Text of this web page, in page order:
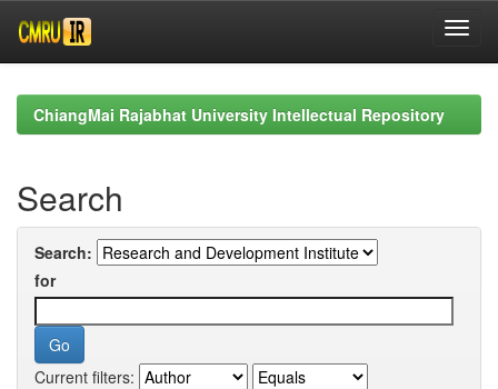
navigationChiangMai Rajabhat University Intellectual Repository
Search
Search:
for
Current filters: